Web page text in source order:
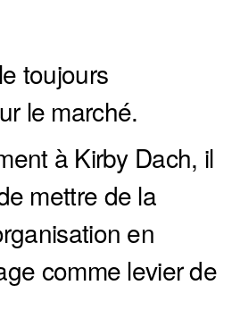
toujours
le marché.
à Kirby Dach, il
mettre de la
en
comme levier de